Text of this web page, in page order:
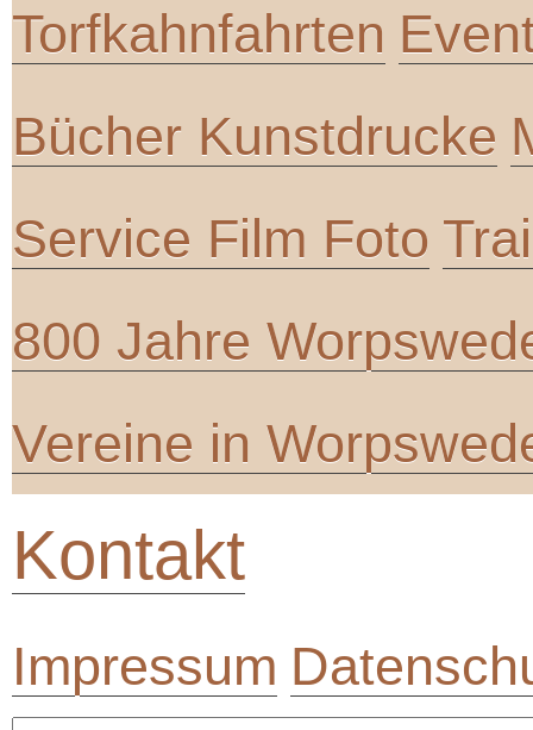
Torfkahnfahrten
Bücher Kunstdrucke
Service Film Foto
800 Jahre
Vereine in
Kontakt
Impressum